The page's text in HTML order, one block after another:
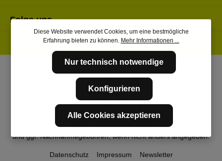
Folge uns
* Alle Preise inkl. gesetzl. Mehrwertsteuer zzgl.Versandkosten
und ggf. Nachnahmegebühren, wenn nicht anders angegeben.
Datenschutz Impressum Newsletter
Diese Website verwendet Cookies, um eine bestmögliche
Erfahrung bieten zu können. Mehr Informationen ...
Nur technisch notwendige
Konfigurieren
Alle Cookies akzeptieren